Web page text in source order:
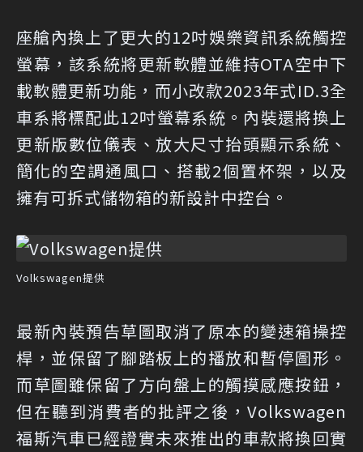
座艙內換上了更大的12吋娛樂資訊系統觸控
螢幕，該系統將更新軟體並維持OTA空中下
載軟體更新功能，而小改款2023年式ID.3全
車系將標配此12吋螢幕系統。內裝還將換上
更新版數位儀表、放大尺寸抬頭顯示系統、
簡化的空調通風口、搭載2個置杯架，以及
擁有可拆式儲物箱的新設計中控台。
Volkswagen提供
最新內裝預告草圖取消了原本的變速箱操控
桿，並保留了腳踏板上的播放和暫停圖形。
而草圖雖保留了方向盤上的觸摸感應按鈕，
但在聽到消費者的批評之後，Volkswagen
福斯汽車已經證實未來推出的車款將換回實